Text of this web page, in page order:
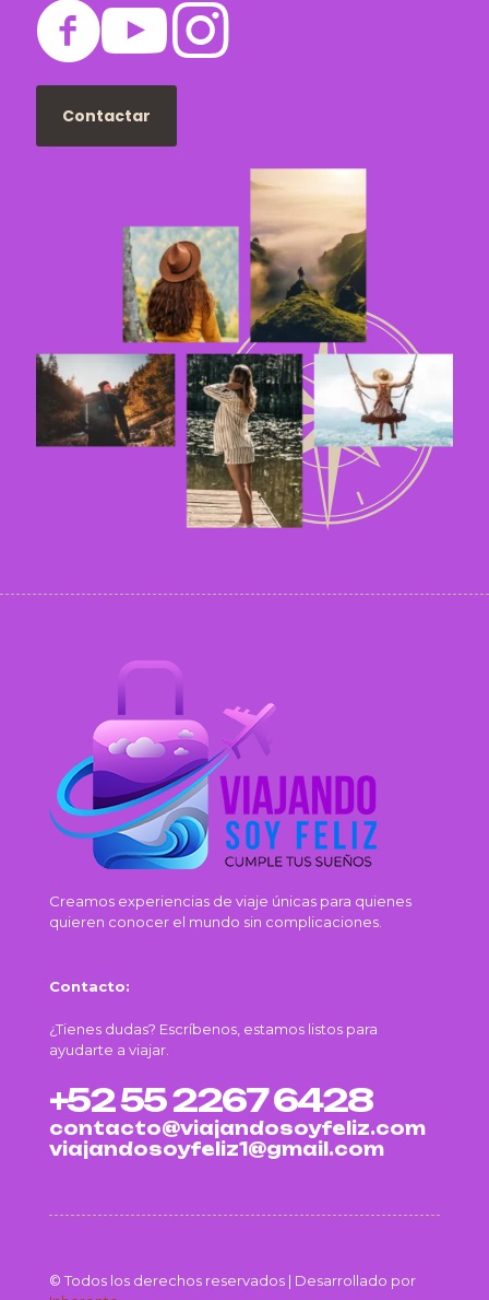
Contactar
Creamos experiencias de viaje únicas para quienes
quieren conocer el mundo sin complicaciones.
Contacto:
¿Tienes dudas? Escríbenos, estamos listos para
ayudarte a viajar.
+52 55 2267 6428
contacto@viajandosoyfeliz.com
viajandosoyfeliz1@gmail.com
© Todos los derechos reservados | Desarrollado por